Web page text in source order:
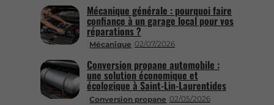
Mécanique 02/07/2026
Mécanique générale : pourquoi faire
confiance à un garage local pour vos
réparations ?
Conversion propane 02/05/2026
Conversion propane automobile :
une solution économique et
écologique à Saint-Lin-Laurentides